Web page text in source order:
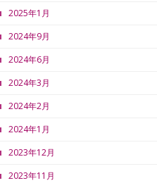
2025年1月
2024年9月
2024年6月
2024年3月
2024年2月
2024年1月
2023年12月
2023年11月